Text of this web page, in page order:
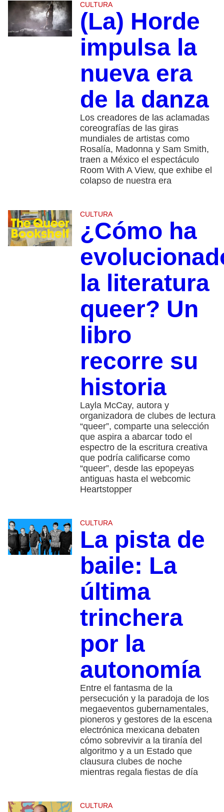
CULTURA
(La) Horde
impulsa la
nueva era
de la danza
Los creadores de las aclamadas
coreografías de las giras
mundiales de artistas como
Rosalía, Madonna y Sam Smith,
traen a México el espectáculo
Room With A View, que exhibe el
colapso de nuestra era
CULTURA
¿Cómo ha
la literatura
queer? Un
libro
recorre su
historia
Layla McCay, autora y
organizadora de clubes de lectura
“queer”, comparte una selección
que aspira a abarcar todo el
espectro de la escritura creativa
que podría calificarse como
“queer”, desde las epopeyas
antiguas hasta el webcomic
Heartstopper
CULTURA
La pista de
baile: La
última
trinchera
por la
autonomía
Entre el fantasma de la
persecución y la paradoja de los
megaeventos gubernamentales,
pioneros y gestores de la escena
electrónica mexicana debaten
cómo sobrevivir a la tiranía del
algoritmo y a un Estado que
clausura clubes de noche
mientras regala fiestas de día
CULTURA